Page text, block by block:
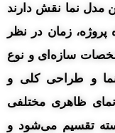
مدل نما نقش دارند
زمان در نظر
سازه‌ای و نوع
و طراحی کلی و
ظاهری مختلفی
تقسیم می‌شود و